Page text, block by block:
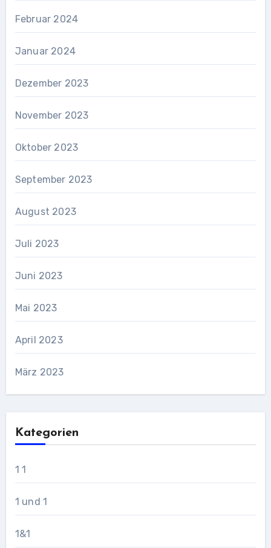
Februar 2024
Januar 2024
Dezember 2023
November 2023
Oktober 2023
September 2023
August 2023
Juli 2023
Juni 2023
Mai 2023
April 2023
März 2023
Kategorien
1 1
1 und 1
1&1